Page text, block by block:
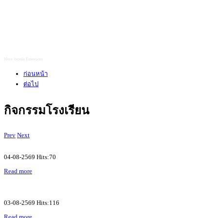
More Joomla Extensions
ก่อนหน้า
ต่อไป
กิจกรรมโรงเรียน
Prev Next
04-08-2569 Hits:70
Read more
03-08-2569 Hits:116